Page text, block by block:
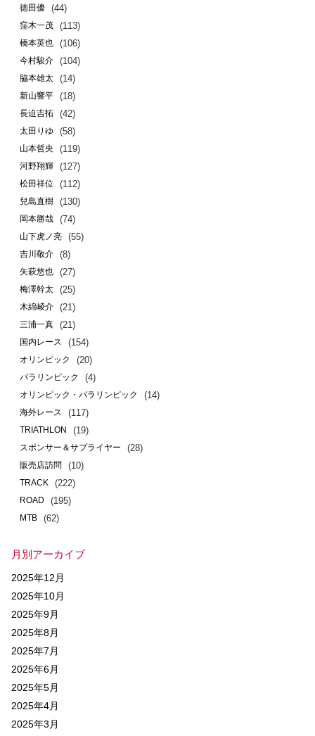
徳田優 (44)
窪木一茂 (113)
橋本英也 (106)
今村駿介 (104)
脇本雄太 (14)
新山響平 (18)
長迫吉拓 (42)
太田りゆ (58)
山本哲央 (119)
河野翔輝 (127)
松田祥位 (112)
兒島直樹 (130)
岡本勝哉 (74)
山下虎ノ亮 (55)
吉川敬介 (8)
矢萩悠也 (27)
梅澤幹太 (25)
木綿崚介 (21)
三浦一真 (21)
国内レース (154)
オリンピック (20)
パラリンピック (4)
オリンピック・パラリンピック (14)
海外レース (117)
TRIATHLON (19)
スポンサー＆サプライヤー (28)
販売店訪問 (10)
TRACK (222)
ROAD (195)
MTB (62)
月別アーカイブ
2025年12月
2025年10月
2025年9月
2025年8月
2025年7月
2025年6月
2025年5月
2025年4月
2025年3月